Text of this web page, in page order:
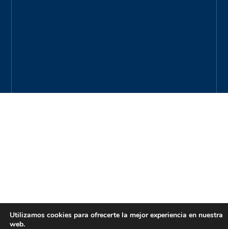
Utilizamos cookies para ofrecerte la mejor experiencia en nuestra
web.